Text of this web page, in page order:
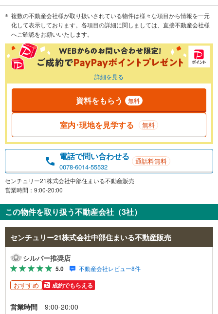
複数の不動産会社様が取り扱いされている物件は様々な項目から情報を一元
化して表示しております。各項目の詳細に関しましては、直接不動産会社様
へご確認をお願いいたします。
詳細を見る
資料をもらう 無料
室内･現地を見学する 無料
電話で問い合わせる
0078-6014-55532
通話料無料
センチュリー21株式会社中部住まいる不動産販売
営業時間：9:00-20:00
この物件を取り扱う不動産会社（3社）
センチュリー21株式会社中部住まいる不動産販売
シルバー推奨店
5.0 不動産会社レビュー8件
おすすめ 成約でもらえる
営業時間
9:00-20:00